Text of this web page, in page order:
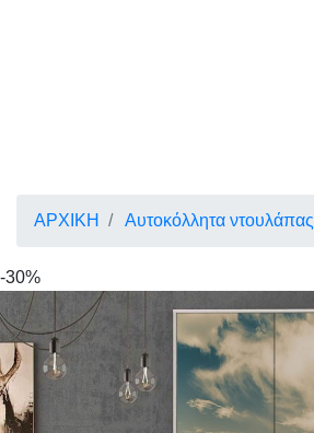
ΑΡΧΙΚΗ Αυτοκόλλητα ντουλάπας
-30%